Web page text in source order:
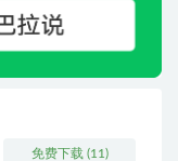
免费下载 (11)